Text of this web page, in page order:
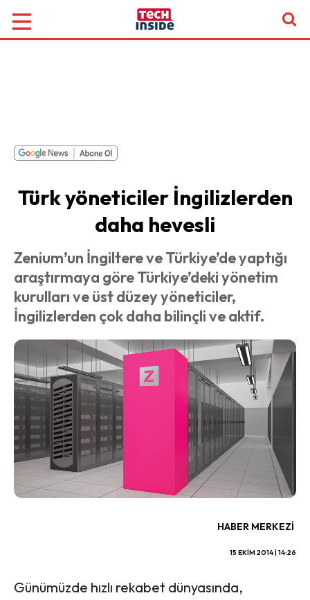
Türk yöneticiler İngilizlerden
daha hevesli
Zenium’un İngiltere ve Türkiye’de yaptığı
araştırmaya göre Türkiye’deki yönetim
kurulları ve üst düzey yöneticiler,
İngilizlerden çok daha bilinçli ve aktif.
HABER MERKEZI
15 EKIM 2014 | 14:26
Günümüzde hızlı rekabet dünyasında,